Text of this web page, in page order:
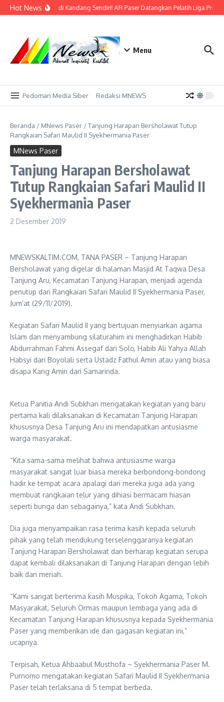
Lewati ke konten
Hot NewsBidik Emas di Kandang Sendiri! AFI Paser Datangkan Pelatih Liga
Menu
Pedoman Media Siber Redaksi MNEWS
Beranda / MNews Paser /Tanjung Harapan Bersholawat Tutup
Rangkaian Safari Maulid II Syekhermania Paser
MNews Paser
Tanjung Harapan Bersholawat
Tutup Rangkaian Safari Maulid II
Syekhermania Paser
2 Desember 2019
MNEWSKALTIM.COM, TANA PASER – Tanjung Harapan
Bersholawat yang digelar di halaman Masjid At Taqwa Desa
Tanjung Aru, Kecamatan Tanjung Harapan, menjadi agenda
penutup dari Rangkaian Safari Maulid II Syekhermania Paser,
Jum’at (29/11/2019).
Kegiatan Safari Maulid II yang bertujuan menyiarkan agama
Islam dan menyambung silaturahim ini menghadirkan Habib
Abdurrahman Fahmi Assegaf dari Solo, Habib Ali Yahya Allah
Habsyi dari Boyolali serta Ustadz Fathul Amin atau yang biasa
disapa Kang Amin dari Samarinda.
Ketua Panitia Andi Subkhan mengatakan kegiatan yang baru
pertama kali dilaksanakan di Kecamatan Tanjung Harapan
khususnya Desa Tanjung Aru ini mendapatkan antusiasme
warga masyarakat.
“Kita sama-sama melihat bahwa antusiasme warga
masyarakat sangat luar biasa mereka berbondong-bondong
hadir ke tempat acara apalagi dari mereka juga ada yang
membuat rangkaian telur yang dihiasi bermacam hiasan
seperti bunga dan sebagainya,” kata Andi Subkhan.
Dia juga menyampaikan rasa terima kasih kepada seluruh
pihak yang telah mendukung terselenggaranya kegiatan
Tanjung Harapan Bersholawat dan berharap kegiatan serupa
dapat kembali dilaksanakan di Tanjung Harapan dengan lebih
baik dan meriah.
“Kami sangat berterima kasih Muspika, Tokoh Agama, Tokoh
Masyarakat, Seluruh Ormas maupun lembaga yang ada di
Kecamatan Tanjung Harapan khususnya kepada Syekhermania
Paser yang memberikan ide dan gagasan kegiatan ini,”
ucapnya.
Terpisah, Ketua Ahbaabul Musthofa – Syekhermania Paser M.
Purnomo mengatakan kegiatan Safari Maulid II Syekhermania
Paser telah terlaksana di 5 tempat berbeda.